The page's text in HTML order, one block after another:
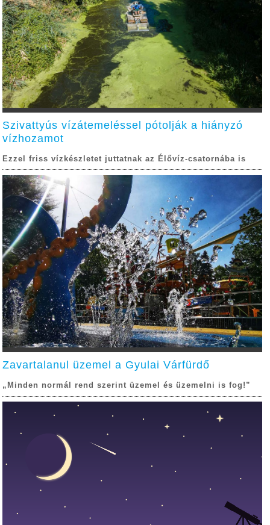
Szivattyús vízátemeléssel pótolják a hiányzó
vízhozamot
Ezzel friss vízkészletet juttatnak az Élővíz-csatornába is
Zavartalanul üzemel a Gyulai Várfürdő
„Minden normál rend szerint üzemel és üzemelni is fog!”